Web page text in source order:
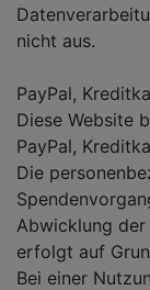
nicht aus.
PayPal,
Diese Website
PayPal,
Die
Abwicklung der
erfolgt auf
Bei einer